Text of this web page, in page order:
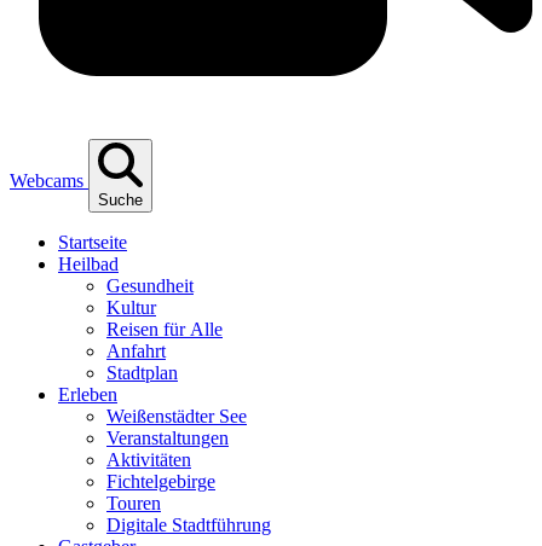
Webcams
Suche
Start­sei­te
Heil­bad
Gesund­heit
Kul­tur
Rei­sen für Alle
Anfahrt
Stadt­plan
Erle­ben
Wei­ßen­städ­ter See
Ver­an­stal­tun­gen
Akti­vi­tä­ten
Fich­tel­ge­bir­ge
Tou­ren
Digi­ta­le Stadtführung